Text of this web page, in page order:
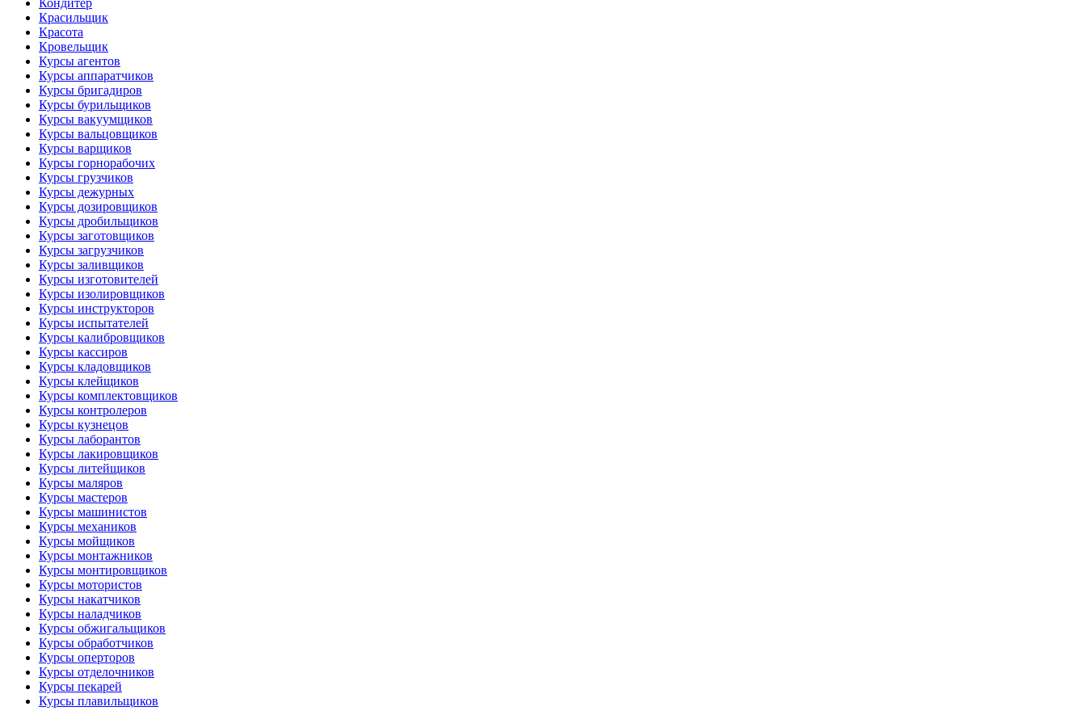
Кондитер
Красильщик
Красота
Кровельщик
Курсы агентов
Курсы аппаратчиков
Курсы бригадиров
Курсы бурильщиков
Курсы вакуумщиков
Курсы вальцовщиков
Курсы варщиков
Курсы горнорабочих
Курсы грузчиков
Курсы дежурных
Курсы дозировщиков
Курсы дробильщиков
Курсы заготовщиков
Курсы загрузчиков
Курсы заливщиков
Курсы изготовителей
Курсы изолировщиков
Курсы инструкторов
Курсы испытателей
Курсы калибровщиков
Курсы кассиров
Курсы кладовщиков
Курсы клейщиков
Курсы комплектовщиков
Курсы контролеров
Курсы кузнецов
Курсы лаборантов
Курсы лакировщиков
Курсы литейщиков
Курсы маляров
Курсы мастеров
Курсы машинистов
Курсы механиков
Курсы мойщиков
Курсы монтажников
Курсы монтировщиков
Курсы мотористов
Курсы накатчиков
Курсы наладчиков
Курсы обжигальщиков
Курсы обработчиков
Курсы оперторов
Курсы отделочников
Курсы пекарей
Курсы плавильщиков